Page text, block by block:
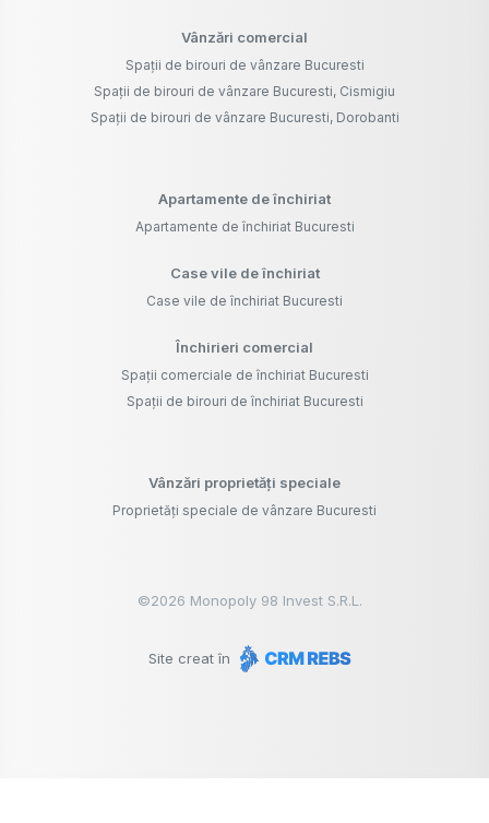
Vânzări comercial
Spații de birouri de vânzare Bucuresti
Spații de birouri de vânzare Bucuresti, Cismigiu
Spații de birouri de vânzare Bucuresti, Dorobanti
Apartamente de închiriat
Apartamente de închiriat Bucuresti
Case vile de închiriat
Case vile de închiriat Bucuresti
Închirieri comercial
Spații comerciale de închiriat Bucuresti
Spații de birouri de închiriat Bucuresti
Vânzări proprietăți speciale
Proprietăți speciale de vânzare Bucuresti
©2026 Monopoly 98 Invest S.R.L.
Site creat în